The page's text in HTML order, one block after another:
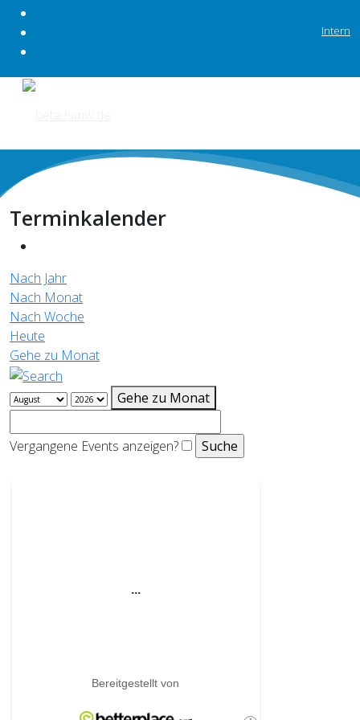
Intern
Terminkalender
Nach Jahr
Nach Monat
Nach Woche
Heute
Gehe zu Monat
Gehe zu Monat
Vergangene Events anzeigen?